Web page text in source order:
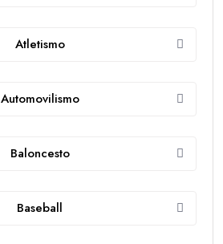
Atletismo
Automovilismo
Baloncesto
Baseball